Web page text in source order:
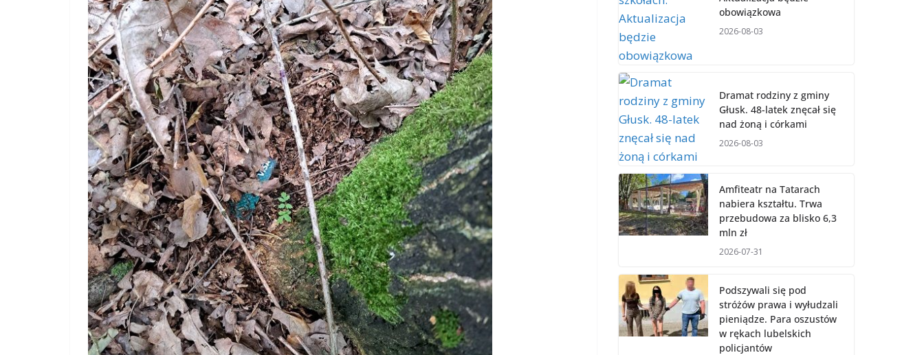
obowiązkowa
2026-08-03
Dramat rodziny z gminy
Głusk. 48-latek znęcał się
nad żoną i córkami
2026-08-03
Amfiteatr na Tatarach
nabiera kształtu. Trwa
przebudowa za blisko 6,3
mln zł
2026-07-31
Podszywali się pod
stróżów prawa i wyłudzali
pieniądze. Para oszustów
w rękach lubelskich
policjantów